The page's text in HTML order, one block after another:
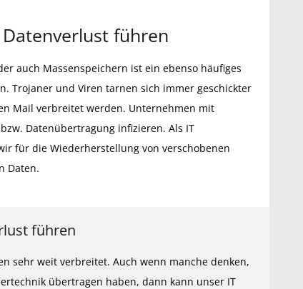
führen
auch Massenspeichern ist ein ebenso häufiges
Trojaner und Viren tarnen sich immer geschickter
Mail verbreitet werden. Unternehmen mit
Datenübertragung infizieren. Als IT
für die Wiederherstellung von verschobenen
Daten.
führen
sehr weit verbreitet. Auch wenn manche denken,
übertragen haben, dann kann unser IT